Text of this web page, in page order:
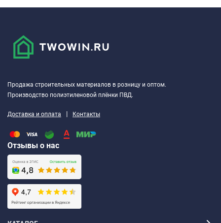
Продажа строительных материалов в розницу и оптом.
Производство полиэтиленовой плёнки ПВД.
Доставка и оплата | Контакты
Отзывы о нас